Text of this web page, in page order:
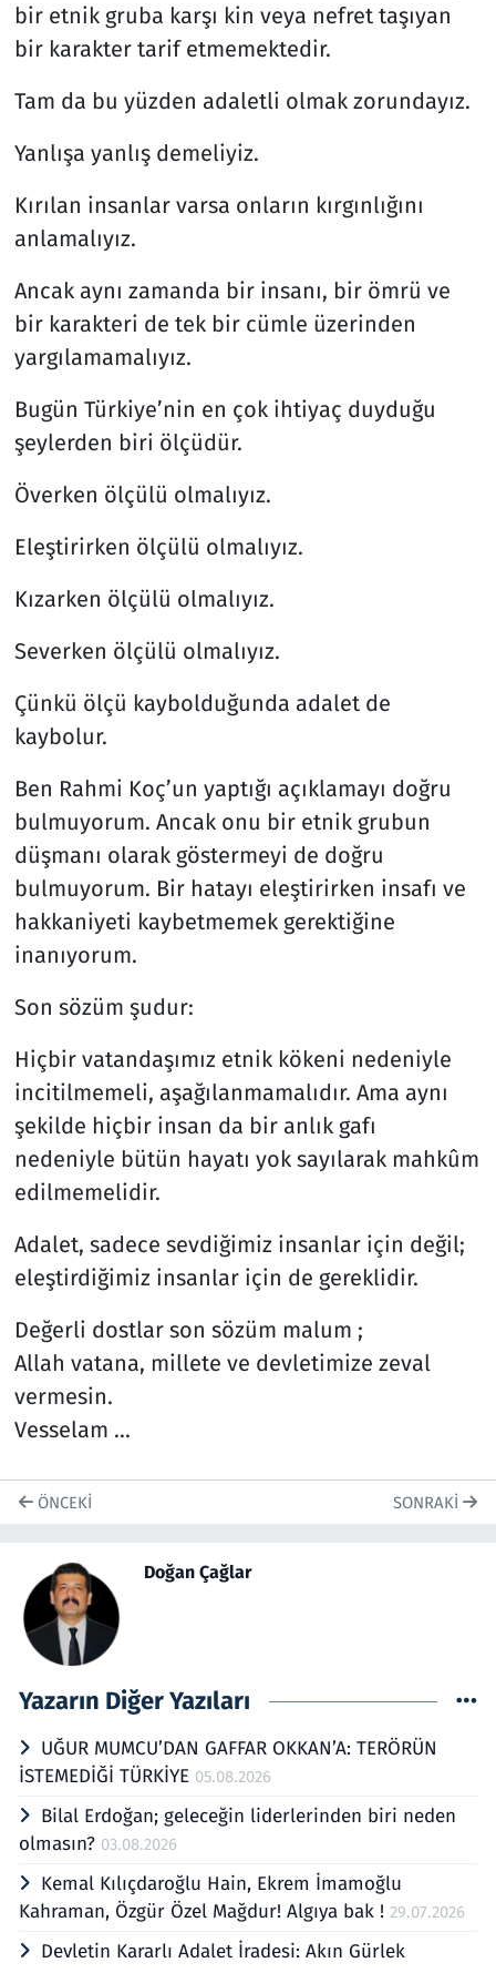
bir etnik gruba karşı kin veya nefret taşıyan
bir karakter tarif etmemektedir.
Tam da bu yüzden adaletli olmak zorundayız.
Yanlışa yanlış demeliyiz.
Kırılan insanlar varsa onların kırgınlığını
anlamalıyız.
Ancak aynı zamanda bir insanı, bir ömrü ve
bir karakteri de tek bir cümle üzerinden
yargılamamalıyız.
Bugün Türkiye’nin en çok ihtiyaç duyduğu
şeylerden biri ölçüdür.
Överken ölçülü olmalıyız.
Eleştirirken ölçülü olmalıyız.
Kızarken ölçülü olmalıyız.
Severken ölçülü olmalıyız.
Çünkü ölçü kaybolduğunda adalet de
kaybolur.
Ben Rahmi Koç’un yaptığı açıklamayı doğru
bulmuyorum. Ancak onu bir etnik grubun
düşmanı olarak göstermeyi de doğru
bulmuyorum. Bir hatayı eleştirirken insafı ve
hakkaniyeti kaybetmemek gerektiğine
inanıyorum.
Son sözüm şudur:
Hiçbir vatandaşımız etnik kökeni nedeniyle
incitilmemeli, aşağılanmamalıdır. Ama aynı
şekilde hiçbir insan da bir anlık gafı
nedeniyle bütün hayatı yok sayılarak mahkûm
edilmemelidir.
Adalet, sadece sevdiğimiz insanlar için değil;
eleştirdiğimiz insanlar için de gereklidir.
Değerli dostlar son sözüm malum ;
Allah vatana, millete ve devletimize zeval
vermesin.
Vesselam …
ÖNCEKI SONRAKI
Doğan Çağlar
Yazarın Diğer Yazıları
UĞUR MUMCU’DAN GAFFAR OKKAN’A: TERÖRÜN
İSTEMEDİĞİ TÜRKİYE 05.08.2026
Bilal Erdoğan; geleceğin liderlerinden biri neden
olmasın? 03.08.2026
Kemal Kılıçdaroğlu Hain, Ekrem İmamoğlu
Kahraman, Özgür Özel Mağdur! Algıya bak ! 29.07.2026
Devletin Kararlı Adalet İradesi: Akın Gürlek